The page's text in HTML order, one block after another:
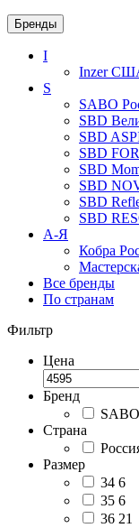
Бренды
I
Inzer
S
SABO
SBD
SBD
SBD
SBD
SBD
SBD
SBD
А-Я
Кобра
Все бренды
По странам
Фильтр
Цена
Бренд
SABO
Страна
Размер
34 6
35 6
36 21